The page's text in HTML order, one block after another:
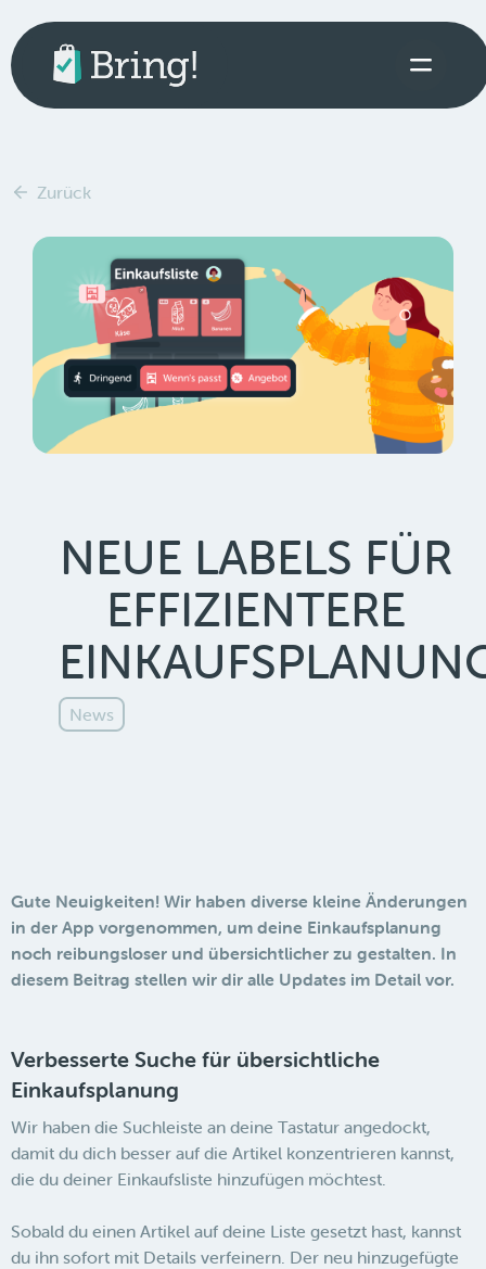
Zurück
NEUE LABELS FÜR
EFFIZIENTERE
News
Gute Neuigkeiten! Wir haben diverse kleine Änderungen
in der App vorgenommen, um deine Einkaufsplanung
noch reibungsloser und übersichtlicher zu gestalten. In
diesem Beitrag stellen wir dir alle Updates im Detail vor.
Verbesserte Suche für übersichtliche
Einkaufsplanung
Wir haben die Suchleiste an deine Tastatur angedockt,
damit du dich besser auf die Artikel konzentrieren kannst,
die du deiner Einkaufsliste hinzufügen möchtest.
Sobald du einen Artikel auf deine Liste gesetzt hast, kannst
du ihn sofort mit Details verfeinern. Der neu hinzugefügte